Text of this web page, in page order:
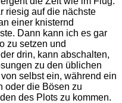
riesig auf die nächste
einer knisternd
Dann kann ich es gar
zu setzen und
drin, kann abschalten,
zu den üblichen
selbst ein, während ein
oder die Bösen zu
des Plots zu kommen.